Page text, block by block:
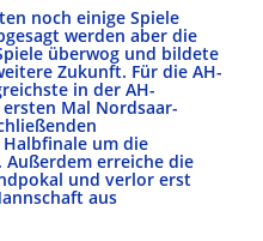
noch einige Spiele
werden aber die
überwog und bildete
Zukunft. Für die AH-
in der AH-
Mal Nordsaar-
um die
erreiche die
und verlor erst
aus